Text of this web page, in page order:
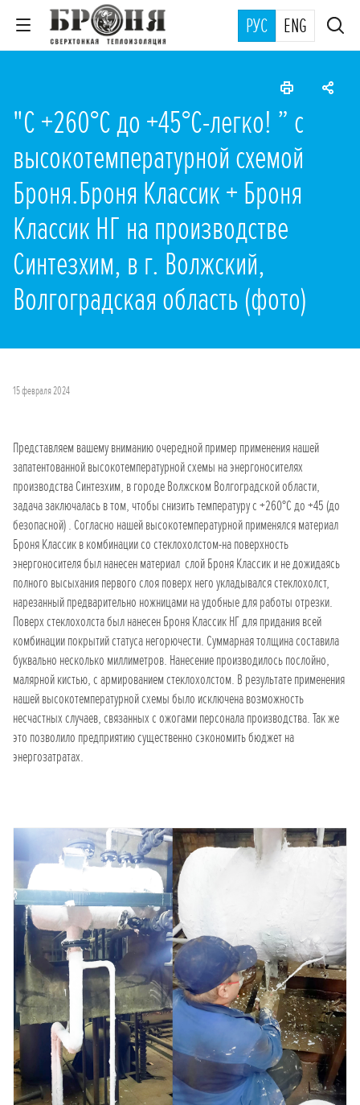
РУС ENG
"С +260°C до +45°C-легко! ” с
высокотемпературной схемой
Броня.Броня Классик + Броня
Классик НГ на производстве
Синтезхим, в г. Волжский,
Волгоградская область (фото)
15 февраля 2024
Представляем вашему вниманию очередной пример применения нашей
запатентованной высокотемпературной схемы на энергоносителях
производства Синтезхим, в городе Волжском Волгоградской области,
задача заключалась в том, чтобы снизить температуру с +260°C до +45 (до
безопасной) . Согласно нашей высокотемпературной применялся материал
Броня Классик в комбинации со стеклохолстом-на поверхность
энергоносителя был нанесен материал слой Броня Классик и не дожидаясь
полного высыхания первого слоя поверх него укладывался стеклохолст,
нарезанный предварительно ножницами на удобные для работы отрезки.
Поверх стеклохолста был нанесен Броня Классик НГ для придания всей
комбинации покрытий статуса негорючести. Суммарная толщина составила
буквально несколько миллиметров. Нанесение производилось послойно,
малярной кистью, с армированием стеклохолстом. В результате применения
нашей высокотемпературной схемы было исключена возможность
несчастных случаев, связанных с ожогами персонала производства. Так же
это позволило предприятию существенно сэкономить бюджет на
энергозатратах.